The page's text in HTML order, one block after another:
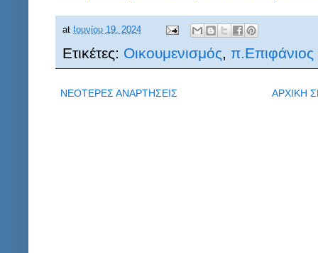
at Ιουνίου 19, 2024
Ετικέτες: Οικουμενισμός,
ΝΕΟΤΕΡΕΣ ΑΝΑΡΤΗΣΕΙΣ ΑΡΧΙΚΗ